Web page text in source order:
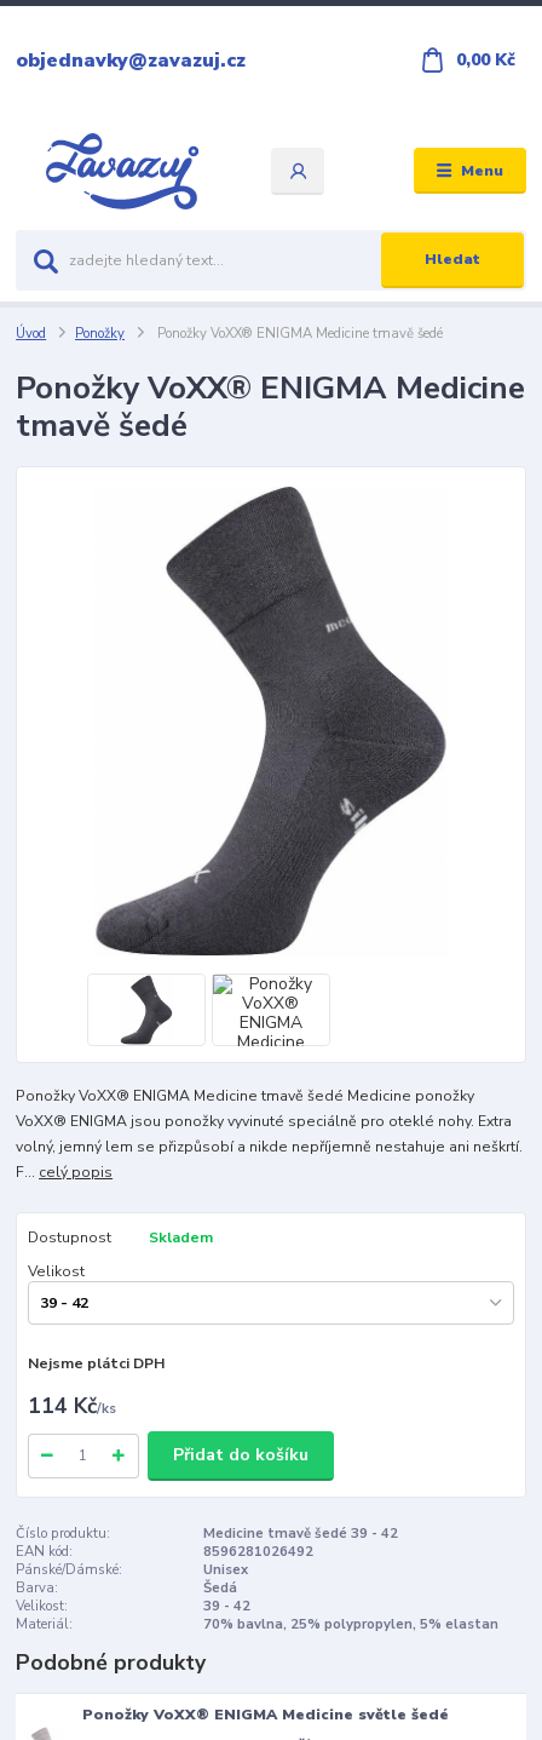
Menu
Hledat
objednavky@zavazuj.cz 0,00 Kč
Úvod Ponožky Ponožky VoXX® ENIGMA Medicine tmavě šedé
Ponožky VoXX® ENIGMA Medicine
tmavě šedé
Ponožky VoXX® ENIGMA Medicine tmavě šedé Medicine ponožky
VoXX® ENIGMA jsou ponožky vyvinuté speciálně pro oteklé nohy. Extra
volný, jemný lem se přizpůsobí a nikde nepříjemně nestahuje ani neškrtí.
F... celý popis
Dostupnost
Skladem
Velikost
Nejsme plátci DPH
114 Kč/ks
Přidat do košíku
Číslo produktu:
Medicine tmavě šedé 39 - 42
EAN kód:
8596281026492
Pánské/Dámské:
Unisex
Barva:
Šedá
Velikost:
39 - 42
Materiál:
70% bavlna, 25% polypropylen, 5% elastan
Podobné produkty
Ponožky VoXX® ENIGMA Medicine světle šedé